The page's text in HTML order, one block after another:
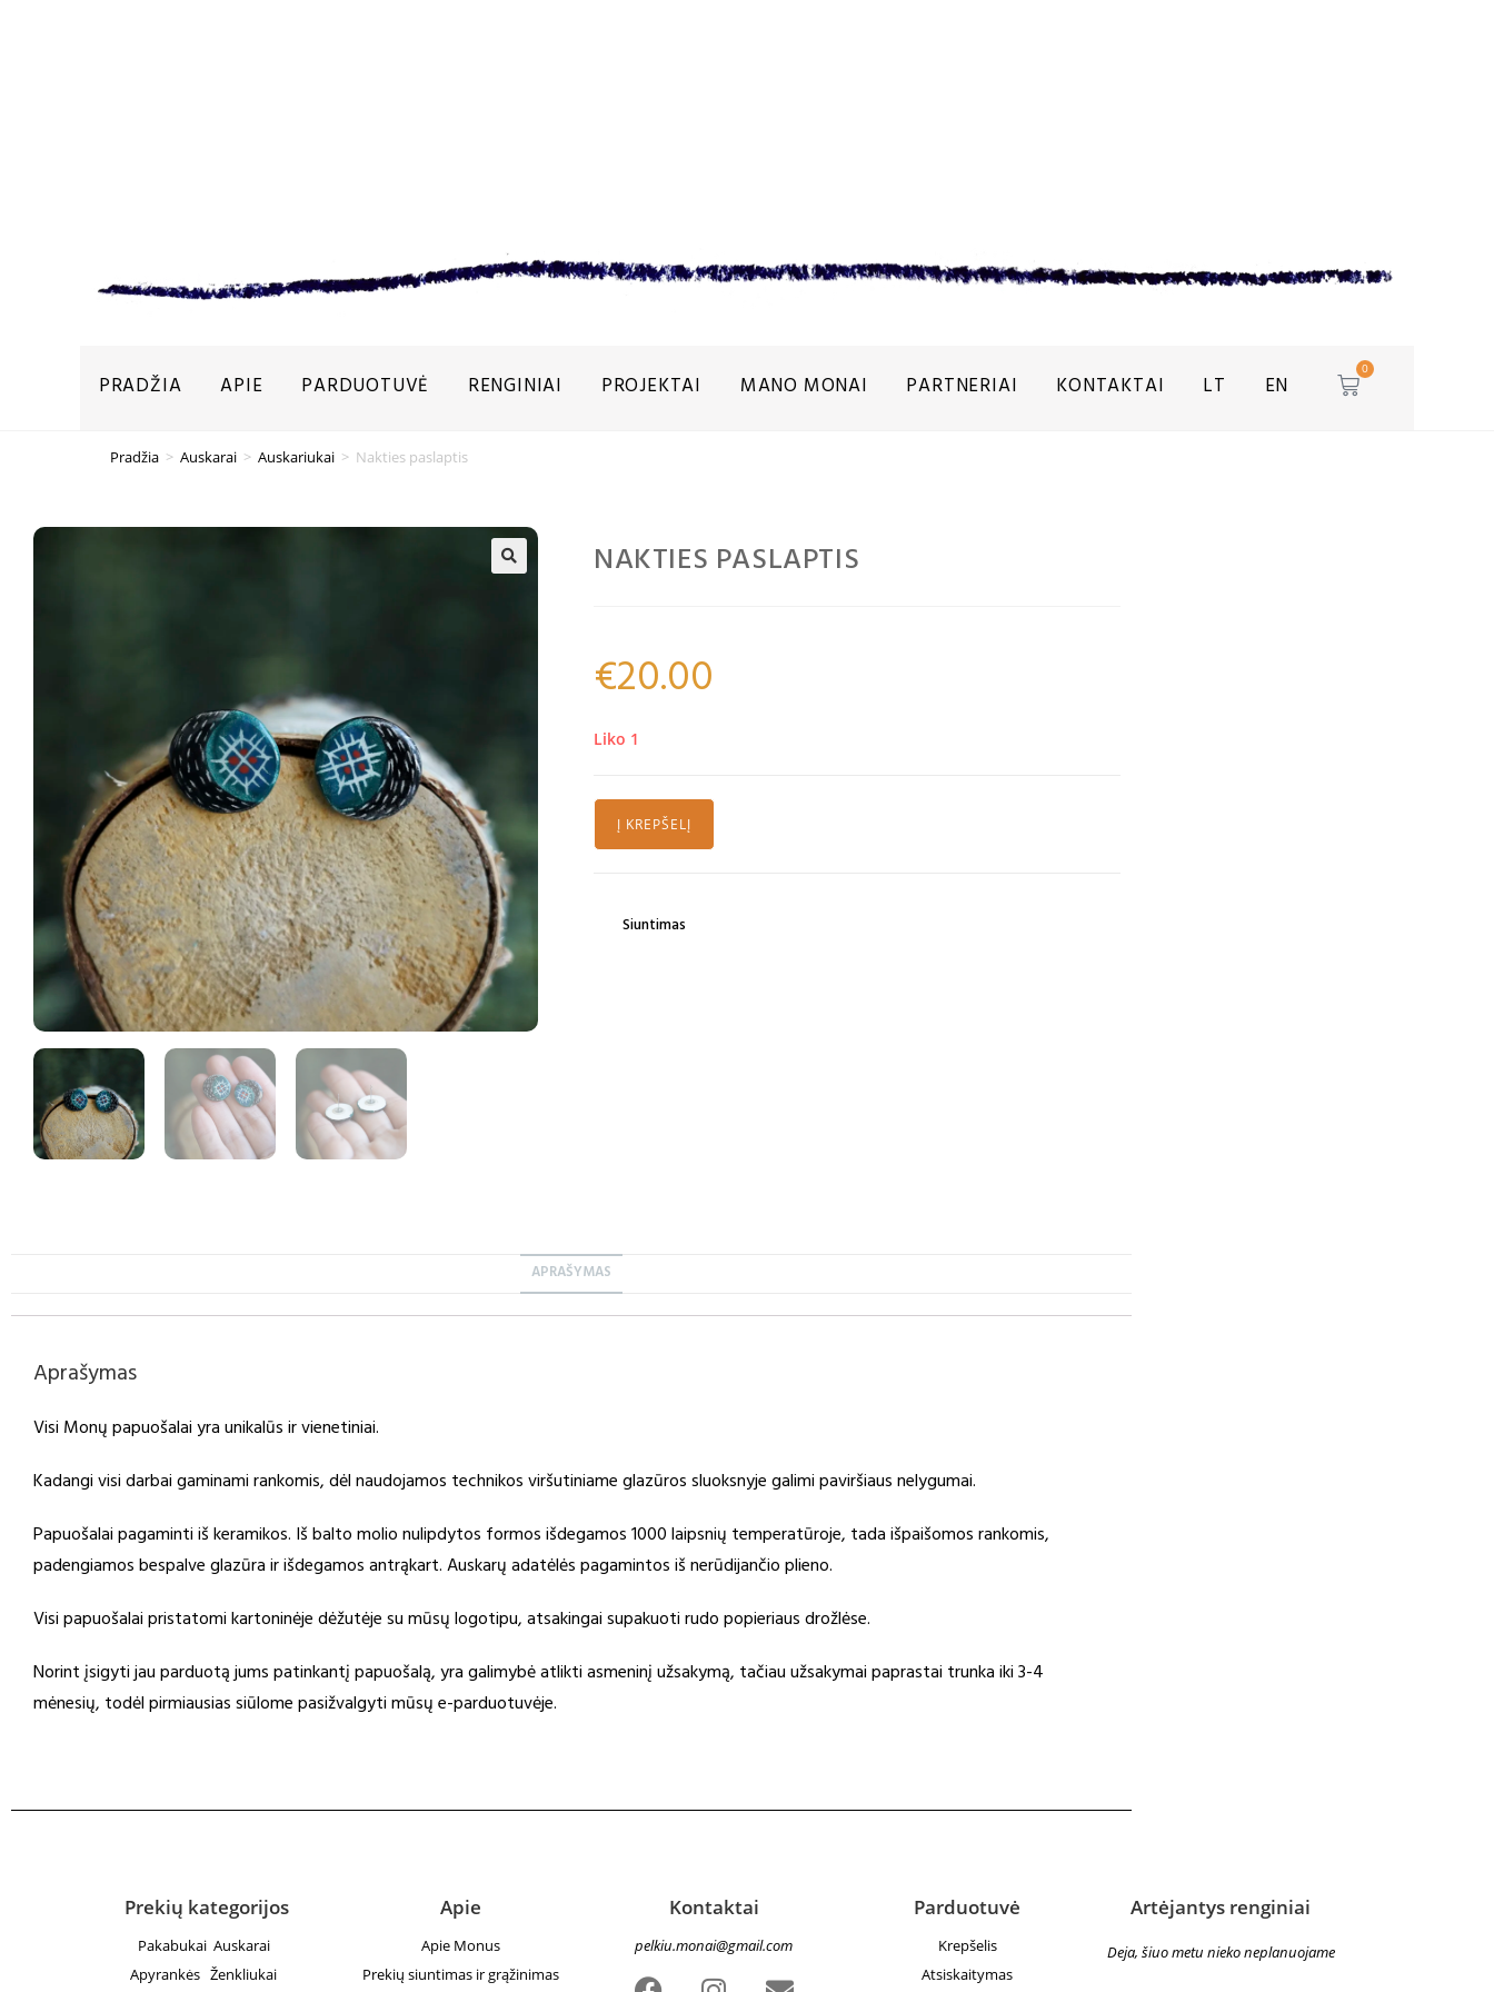
PRADŽIA APIE PARDUOTUVĖ RENGINIAI PROJEKTAI MANO MONAI PARTNERIAI KONTAKTAI LT EN
0
Pradžia > Auskarai > Auskariukai > Nakties paslaptis
NAKTIES PASLAPTIS
€20.00
Liko 1
Į KREPŠELĮ
Siuntimas
APRAŠYMAS
Aprašymas
Visi Monų papuošalai yra unikalūs ir vienetiniai.
Kadangi visi darbai gaminami rankomis, dėl naudojamos technikos viršutiniame glazūros sluoksnyje galimi paviršiaus nelygumai.
Papuošalai pagaminti iš keramikos. Iš balto molio nulipdytos formos išdegamos 1000 laipsnių temperatūroje, tada išpaišomos rankomis,
padengiamos bespalve glazūra ir išdegamos antrąkart. Auskarų adatėlės pagamintos iš nerūdijančio plieno.
Visi papuošalai pristatomi kartoninėje dėžutėje su mūsų logotipu, atsakingai supakuoti rudo popieriaus drožlėse.
Norint įsigyti jau parduotą jums patinkantį papuošalą, yra galimybė atlikti asmeninį užsakymą, tačiau užsakymai paprastai trunka iki 3-4
mėnesių, todėl pirmiausias siūlome pasižvalgyti mūsų e-parduotuvėje.
Prekių kategorijos
Pakabukai Auskarai
Apyrankės Ženkliukai
Apie
Apie Monus
Prekių siuntimas ir grąžinimas
Kontaktai
pelkiu.monai@gmail.com
Parduotuvė
Krepšelis
Atsiskaitymas
Artėjantys renginiai
Deja, šiuo metu nieko neplanuojame